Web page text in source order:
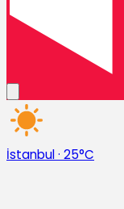
İstanbul· 25°C